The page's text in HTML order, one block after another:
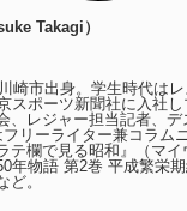
Takagi）
崎市出身。学生時代は
スポーツ新聞社に入社
、レジャー担当記者、
リーライター兼コラム
テ欄で見る昭和』（マイ
年物語 第2巻 平成繁栄
ど。